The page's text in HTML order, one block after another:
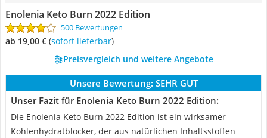
Enolenia Keto Burn 2022 Edition
500 Bewertungen
ab 19,00 € ( Sofort lieferbar)
Preisvergleich und weitere Angebote
Unsere Bewertung: SEHR GUT
Unser Fazit für Enolenia Keto Burn 2022 Edition:
Die Enolenia Keto Burn 2022 Edition ist ein wirksamer
Kohlenhydratblocker, der aus natürlichen Inhaltsstoffen